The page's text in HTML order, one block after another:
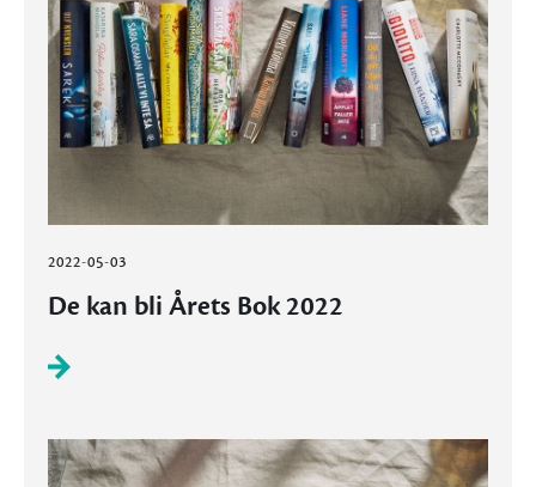
2022-05-03
De kan bli Årets Bok 2022